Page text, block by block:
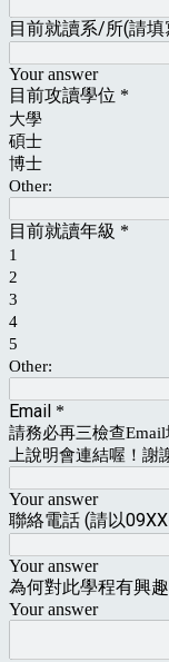
目前就讀系/所(請
Your answer
目前攻讀學位 *
大學
碩士
博士
Other:
目前就讀年級 *
1
2
3
4
5
Other:
Email *
請務必再三檢查
上說明會連結喔！謝
Your answer
聯絡電話 (請以
Your answer
為何對此學程有興
Your answer